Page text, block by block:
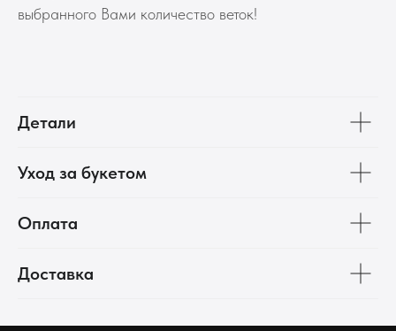
выбранного Вами количество веток!
Детали
Уход за букетом
Оплата
Доставка